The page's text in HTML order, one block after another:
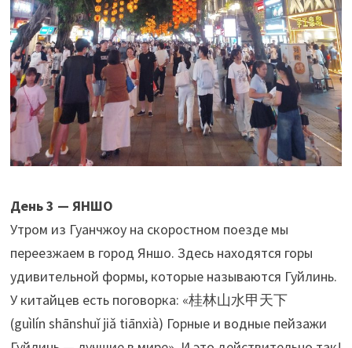
День 3 — ЯНШО
Утром из Гуанчжоу на скоростном поезде мы
переезжаем в город Яншо. Здесь находятся горы
удивительной формы, которые называются Гуйлинь.
У китайцев есть поговорка: «桂林山水甲天下
(guìlín shānshuǐ jiǎ tiānxià) Горные и водные пейзажи